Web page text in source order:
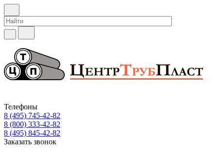
Телефоны
8 (495) 745-42-82
8 (800) 333-42-82
8 (495) 845-42-82
Заказать звонок